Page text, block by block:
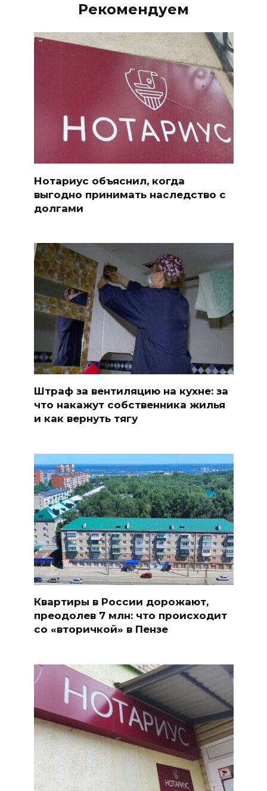
Рекомендуем
Нотариус объяснил, когда
выгодно принимать наследство с
долгами
Штраф за вентиляцию на кухне: за
что накажут собственника жилья
и как вернуть тягу
Квартиры в России дорожают,
преодолев 7 млн: что происходит
со «вторичкой» в Пензе